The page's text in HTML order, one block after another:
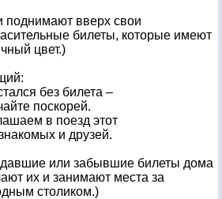
поднимают вверх свои
билеты, которые имеют
цвет.)
без билета –
поскорей.
в поезд этот
и друзей.
или забывшие билеты дома
их и занимают места за
столиком.)